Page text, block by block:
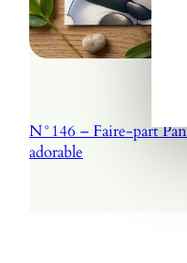
N°146 – Faire-part Panda bambou
adorable